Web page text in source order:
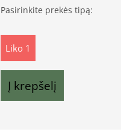
Pasirinkite prekės tipą:
Liko 1
Į krepšelį